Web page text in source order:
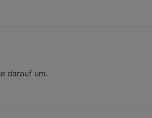
darauf um.